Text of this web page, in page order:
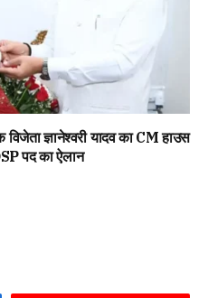
ज्ञानेश्वरी यादव का CM हाउस
पद का ऐलान